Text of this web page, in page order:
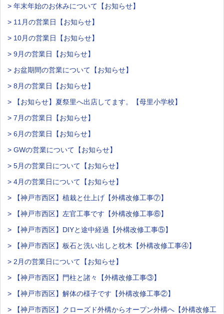
> 年末年始のお休みについて【お知らせ】
> 11月の営業日【お知らせ】
> 10月の営業日【お知らせ】
> 9月の営業日【お知らせ】
> お盆期間の営業について【お知らせ】
> 8月の営業日【お知らせ】
> 【お知らせ】夏祭里へ出店してます。【母里小学校】
> 7月の営業日【お知らせ】
> 6月の営業日【お知らせ】
> GWの営業について【お知らせ】
> 5月の営業日について【お知らせ】
> 4月の営業日について【お知らせ】
> 【神戸市西区】植栽と仕上げ【外構改修工事⑦】
> 【神戸市西区】左官工事です【外構改修工事⑥】
> 【神戸市西区】DIYと途中経過【外構改修工事⑤】
> 【神戸市西区】板石と洗い出しと枕木【外構改修工事④】
> 2月の営業日について【お知らせ】
> 【神戸市西区】門柱と諸々【外構改修工事③】
> 【神戸市西区】解体の様子です【外構改修工事②】
> 【神戸市西区】クローズド外構からオープン外構へ【外構改修工